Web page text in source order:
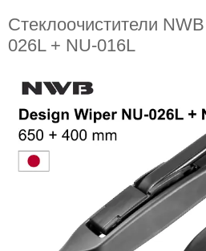
Стеклоочистители
026L + NU-016L